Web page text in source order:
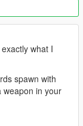
) what I
spawn with
weapon in your